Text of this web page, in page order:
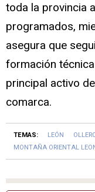
toda la provincia
programados,
asegura que
formación
principal activo
comarca.
TEMAS: LEÓN
MONTAÑA ORIENTAL